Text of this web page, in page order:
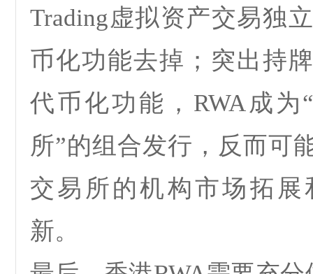
Trading虚拟资产交易独
币化功能去掉；突出持
代币化功能， RWA成为
所”的组合发行，反而可
交易所的机构市场拓展
新。